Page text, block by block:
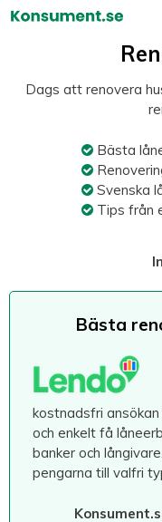
Hoppa
Dags att renovera
Bästa
Svenska
Tips från
Bästa
kostnadsfri
och enkelt få
banker och
pengarna till valfri